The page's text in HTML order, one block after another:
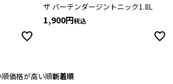
ザ バーテンダージントニック1.8L
1,900 税込
順価格が高い順新着順